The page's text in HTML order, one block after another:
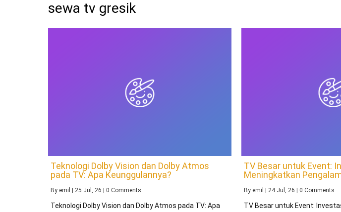
sewa tv gresik
Teknologi Dolby Vision dan Dolby Atmos
pada TV: Apa Keunggulannya?
By emil 25 Jul, 26 0 Comments
Teknologi Dolby Vision dan Dolby Atmos pada TV: Apa
TV Besar untuk Event:
Meningkatkan
By emil 24 Jul, 26 0 Comments
TV Besar untuk Event: